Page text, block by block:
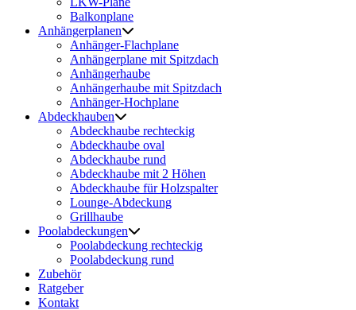
Balkonplane
Anhängerplanen
Anhänger-Flachplane
Anhängerplane mit Spitzdach
Anhängerhaube
Anhängerhaube mit Spitzdach
Anhänger-Hochplane
Abdeckhauben
Abdeckhaube rechteckig
Abdeckhaube oval
Abdeckhaube rund
Abdeckhaube mit 2 Höhen
Abdeckhaube für Holzspalter
Lounge-Abdeckung
Grillhaube
Poolabdeckungen
Poolabdeckung rechteckig
Poolabdeckung rund
Zubehör
Ratgeber
Kontakt